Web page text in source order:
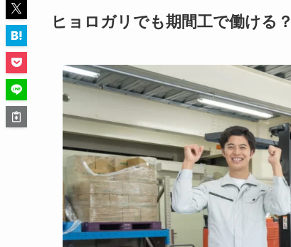
ヒョロガリでも期間工で働ける？